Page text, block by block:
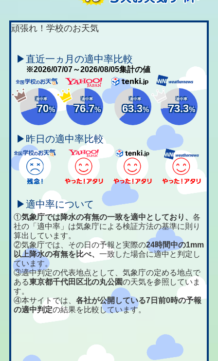
頑張れ！学校のお天気
▶直近一ヵ月の適中率比較
※2026/07/07～2026/08/05集計の値
適中率
70%
適中率
76.7%
適中率
63.3%
適中率
73.3%
▶昨日の適中率比較
▶適中率について
①気象庁では降水の有無の一致を適中としており、各
社の「適中率」は気象庁による検証方法の基準に則り
算出しています。
②気象庁では、その日の予報と実際の24時間中の1mm
以上降水の有無を比べ、一致した場合に適中と判定し
ています。
③適中判定の代表地点として、気象庁の定める地点で
ある東京都千代田区北の丸公園の天気を参照していま
す。
④本サイトでは、各社が公開している7日前0時の予報
の適中判定の結果を比較しています。